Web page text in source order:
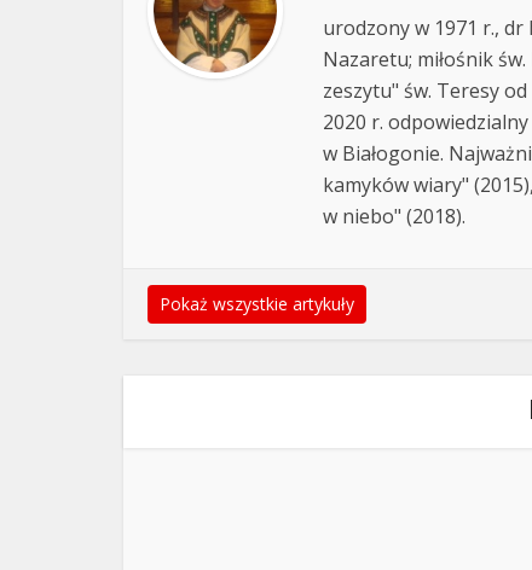
urodzony w 1971 r.,
Nazaretu; miłośnik
zeszytu" św. Teresy od
2020 r.
w Białogonie.
kamyków wiary"
w niebo" (2018).
Pokaż wszystkie artykuły